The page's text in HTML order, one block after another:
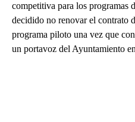
competitiva para los programas
decidido no renovar el contrato
programa piloto una vez que
un portavoz del Ayuntamiento